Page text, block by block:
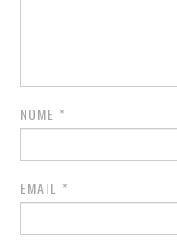
NOME *
EMAIL *